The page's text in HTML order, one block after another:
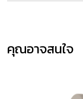
คุณอาจสนใจ